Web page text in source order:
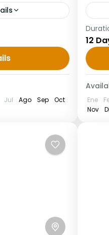
desde Rabat
a Rabat
de Rabat
Jul Ago Sep
Oct
12
12
Ene
Nov